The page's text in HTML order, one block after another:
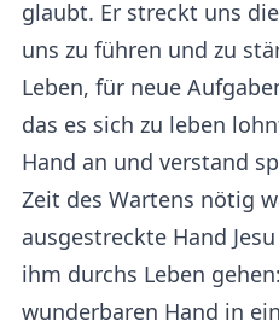
glaubt. Er streckt uns
uns zu führen und zu
Leben, für neue
das es sich zu leben
Hand an und verstand
Zeit des Wartens nötig
ausgestreckte Hand
ihm durchs Leben
wunderbaren Hand in